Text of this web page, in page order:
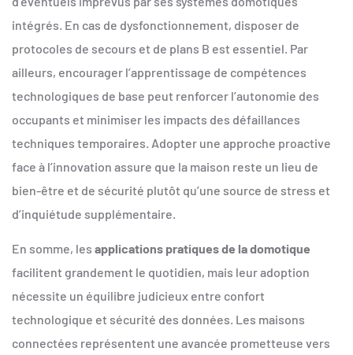
intégrés. En cas de dysfonctionnement, disposer de
protocoles de secours et de plans B est essentiel. Par
ailleurs, encourager l’apprentissage de compétences
technologiques de base peut renforcer l’autonomie des
occupants et minimiser les impacts des défaillances
techniques temporaires. Adopter une approche proactive
face à l’innovation assure que la maison reste un lieu de
bien-être et de sécurité plutôt qu’une source de stress et
d’inquiétude supplémentaire.
En somme, les applications pratiques de la domotique
facilitent grandement le quotidien, mais leur adoption
nécessite un équilibre judicieux entre confort
technologique et sécurité des données. Les maisons
connectées représentent une avancée prometteuse vers